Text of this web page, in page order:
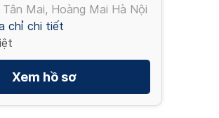
Tân Mai, Hoàng Mai Hà Nội
chỉ chi tiết
Xem hồ sơ